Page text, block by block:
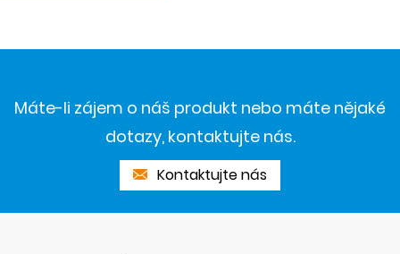
Máte-li zájem o náš produkt nebo máte nějaké
dotazy, kontaktujte nás.
Kontaktujte nás